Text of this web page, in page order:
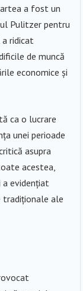
a fost un
Pulitzer pentru
ridicat
de muncă
economice și
ca o lucrare
unei perioade
asupra
acestea,
a evidențiat
ale